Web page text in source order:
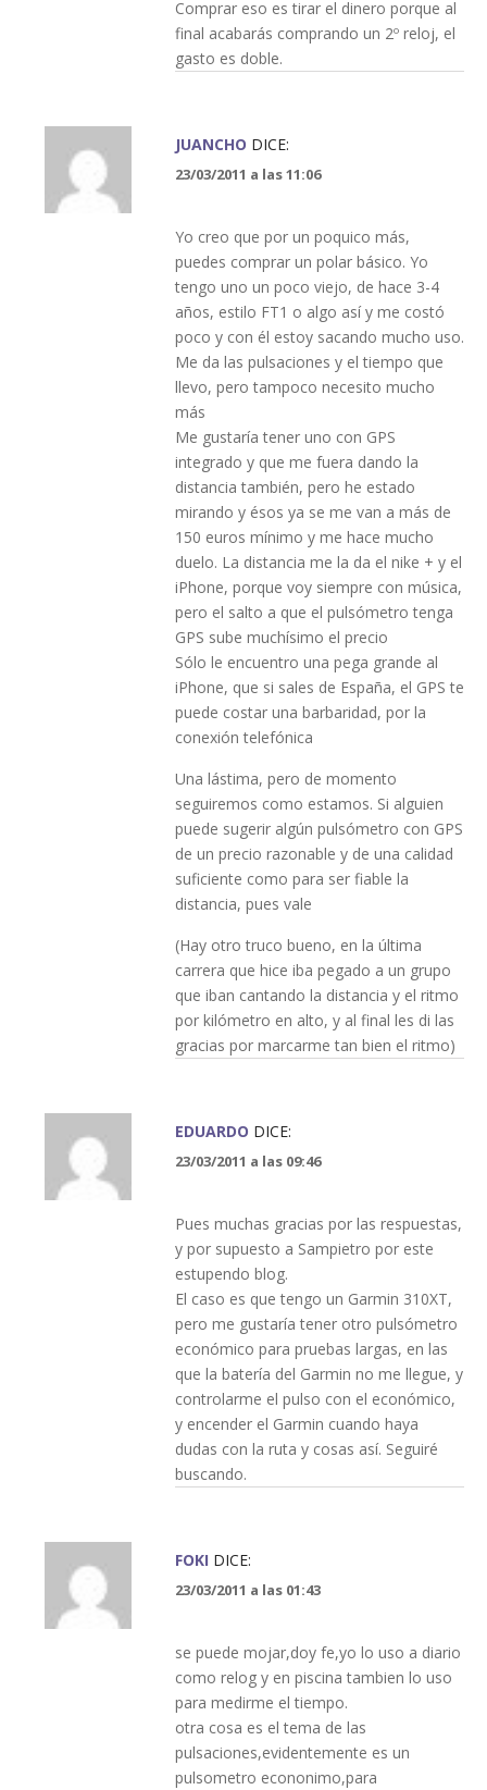
Comprar eso es tirar el dinero porque al
final acabarás comprando un 2º reloj, el
gasto es doble.
JUANCHO DICE:
23/03/2011 a las 11:06
Yo creo que por un poquico más,
puedes comprar un polar básico. Yo
tengo uno un poco viejo, de hace 3-4
años, estilo FT1 o algo así y me costó
poco y con él estoy sacando mucho uso.
Me da las pulsaciones y el tiempo que
llevo, pero tampoco necesito mucho
más
Me gustaría tener uno con GPS
integrado y que me fuera dando la
distancia también, pero he estado
mirando y ésos ya se me van a más de
150 euros mínimo y me hace mucho
duelo. La distancia me la da el nike + y el
iPhone, porque voy siempre con música,
pero el salto a que el pulsómetro tenga
GPS sube muchísimo el precio
Sólo le encuentro una pega grande al
iPhone, que si sales de España, el GPS te
puede costar una barbaridad, por la
conexión telefónica
Una lástima, pero de momento
seguiremos como estamos. Si alguien
puede sugerir algún pulsómetro con GPS
de un precio razonable y de una calidad
suficiente como para ser fiable la
distancia, pues vale
(Hay otro truco bueno, en la última
carrera que hice iba pegado a un grupo
que iban cantando la distancia y el ritmo
por kilómetro en alto, y al final les di las
gracias por marcarme tan bien el ritmo)
EDUARDO DICE:
23/03/2011 a las 09:46
Pues muchas gracias por las respuestas,
y por supuesto a Sampietro por este
estupendo blog.
El caso es que tengo un Garmin 310XT,
pero me gustaría tener otro pulsómetro
económico para pruebas largas, en las
que la batería del Garmin no me llegue, y
controlarme el pulso con el económico,
y encender el Garmin cuando haya
dudas con la ruta y cosas así. Seguiré
buscando.
FOKI DICE:
23/03/2011 a las 01:43
se puede mojar,doy fe,yo lo uso a diario
como relog y en piscina tambien lo uso
para medirme el tiempo.
otra cosa es el tema de las
pulsaciones,evidentemente es un
pulsometro econonimo,para